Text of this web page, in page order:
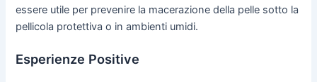
essere utile per prevenire la macerazione della pelle sotto la
pellicola protettiva o in ambienti umidi.
Esperienze Positive